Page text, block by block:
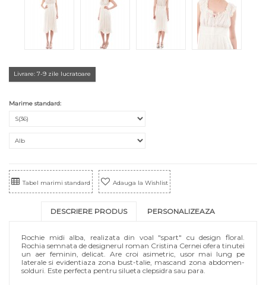
Livrare: 7-9 zile lucratoare
Marime standard:
Tabel marimi standard Adauga la Wishlist
DESCRIERE PRODUS PERSONALIZEAZA
Rochie midi alba, realizata din voal "spart" cu design floral.
Rochia semnata de designerul roman Cristina Cernei ofera tinutei
un aer feminin, delicat. Are croi asimetric, usor mai lung pe
laterale si evidentiaza zona bust-talie, mascand zona abdomen-
solduri. Este perfecta pentru silueta clepsidra sau para.